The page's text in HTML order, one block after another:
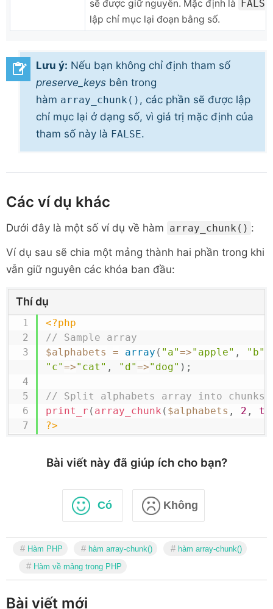
sẽ được giữ nguyên. Mặc định là FALSE
lập chỉ mục lại đoạn bằng số.
Lưu ý: Nếu bạn không chỉ định tham số
preserve_keys bên trong
hàm array_chunk() , các phần sẽ được lập
chỉ mục lại ở dạng số, vì giá trị mặc định của
tham số này là FALSE.
Các ví dụ khác
Dưới đây là một số ví dụ về hàm array_chunk() :
Ví dụ sau sẽ chia một mảng thành hai phần trong khi
vẫn giữ nguyên các khóa ban đầu:
Thí dụ
<?php
// Sample array
$alphabets
= array ( "a"=>"apple" , "b"
"c"=>"cat" , "d"=>"dog" ) ;
// Split alphabets array into chunks
print_r ( array_chunk ( $alphabets , 2 ,
?>
Bài viết này đã giúp ích cho bạn?
Có Không
Hàm PHP hàm array-chunk()
hàm array-chunk()
Hàm về mảng trong PHP
Bài viết mới